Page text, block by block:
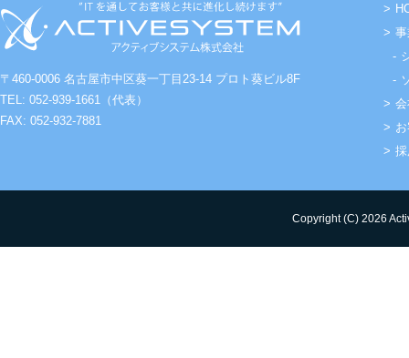
〒460-0006 名古屋市中区葵一丁目23-14 プロト葵ビル8F
TEL: 052-939-1661（代表）
FAX: 052-932-7881
Copyright (C) 2026